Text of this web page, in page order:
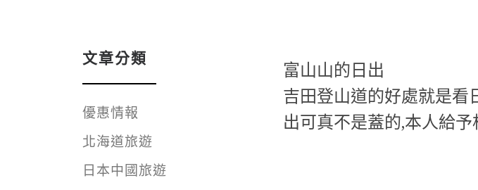
富山山的日出
吉田登山道的好處就是看
出可真不是蓋的,本人給
文章分類
優惠情報
北海道旅遊
日本中國旅遊